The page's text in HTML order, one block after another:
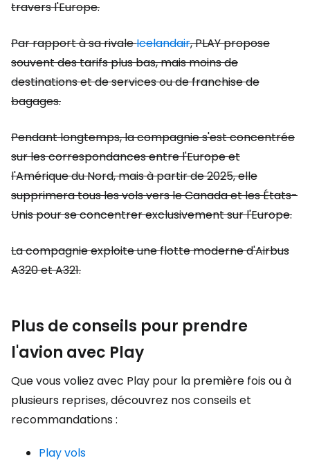
travers l'Europe.
Par rapport à sa rivaleIcelandair, PLAY propose
souvent des tarifs plus bas, mais moins de
destinations et de services ou de franchise de
bagages.
Pendant longtemps, la compagnie s'est concentrée
sur les correspondances entre l'Europe et
l'Amérique du Nord, mais à partir de 2025, elle
supprimera tous les vols vers le Canada et les États-
Unis pour se concentrer exclusivement sur l'Europe.
La compagnie exploite une flotte moderne d'Airbus
A320 et A321.
Plus de conseils pour prendre
l'avion avec Play
Que vous voliez avec Play pour la première fois ou à
plusieurs reprises, découvrez nos conseils et
recommandations :
Play vols